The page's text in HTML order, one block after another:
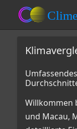
Willkommen
und Macau,